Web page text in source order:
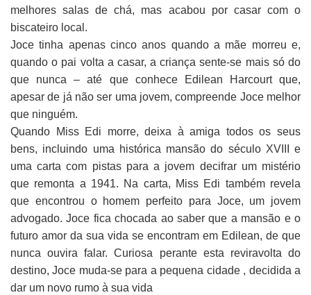
melhores salas de chá, mas acabou por casar com o
biscateiro local.
Joce tinha apenas cinco anos quando a mãe morreu e,
quando o pai volta a casar, a criança sente-se mais só do
que nunca – até que conhece Edilean Harcourt que,
apesar de já não ser uma jovem, compreende Joce melhor
que ninguém.
Quando Miss Edi morre, deixa à amiga todos os seus
bens, incluindo uma histórica mansão do século XVIII e
uma carta com pistas para a jovem decifrar um mistério
que remonta a 1941. Na carta, Miss Edi também revela
que encontrou o homem perfeito para Joce, um jovem
advogado. Joce fica chocada ao saber que a mansão e o
futuro amor da sua vida se encontram em Edilean, de que
nunca ouvira falar. Curiosa perante esta reviravolta do
destino, Joce muda-se para a pequena cidade , decidida a
dar um novo rumo à sua vida